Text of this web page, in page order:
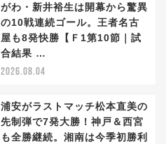
がわ・新井裕生は開幕から驚異
の10戦連続ゴール。王者名古
屋も8発快勝【Ｆ1第10節｜試
合結果 …
2026.08.04
浦安がラストマッチ松本直美の
先制弾で7発大勝！神戸＆西宮
も全勝継続。湘南は今季初勝利